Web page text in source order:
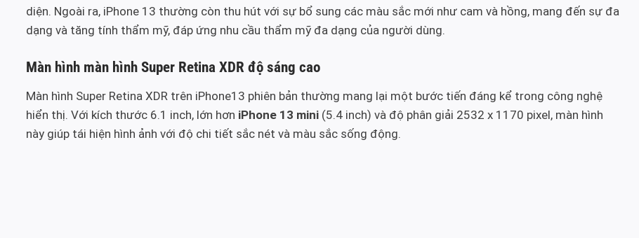
diện. Ngoài ra, iPhone 13 thường còn thu hút với sự bổ sung các màu sắc mới như cam và hồng, mang đến sự đa
dạng và tăng tính thẩm mỹ, đáp ứng nhu cầu thẩm mỹ đa dạng của người dùng.
Màn hình màn hình Super Retina XDR độ sáng cao
Màn hình Super Retina XDR trên iPhone13 phiên bản thường mang lại một bước tiến đáng kể trong công nghệ
hiển thị. Với kích thước 6.1 inch, lớn hơn iPhone 13 mini (5.4 inch) và độ phân giải 2532 x 1170 pixel, màn hình
này giúp tái hiện hình ảnh với độ chi tiết sắc nét và màu sắc sống động.